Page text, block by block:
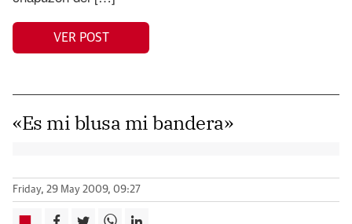
VER POST
«Es mi blusa mi bandera»
Friday, 29 May 2009, 09:27